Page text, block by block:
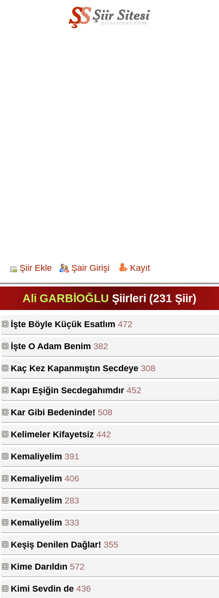
Şiir Ekle Şair Girişi Kayıt
Ali GARBİOĞLU Şiirleri (231 Şiir)
İşte Böyle Küçük Esatlım 472
İşte O Adam Benim 382
Kaç Kez Kapanmıştın Secdeye 308
Kapı Eşiğin Secdegahımdır 452
Kar Gibi Bedeninde! 508
Kelimeler Kifayetsiz 442
Kemaliyelim 391
Kemaliyelim 406
Kemaliyelim 283
Kemaliyelim 333
Keşiş Denilen Dağlar! 355
Kime Darıldın 572
Kimi Sevdin de 436